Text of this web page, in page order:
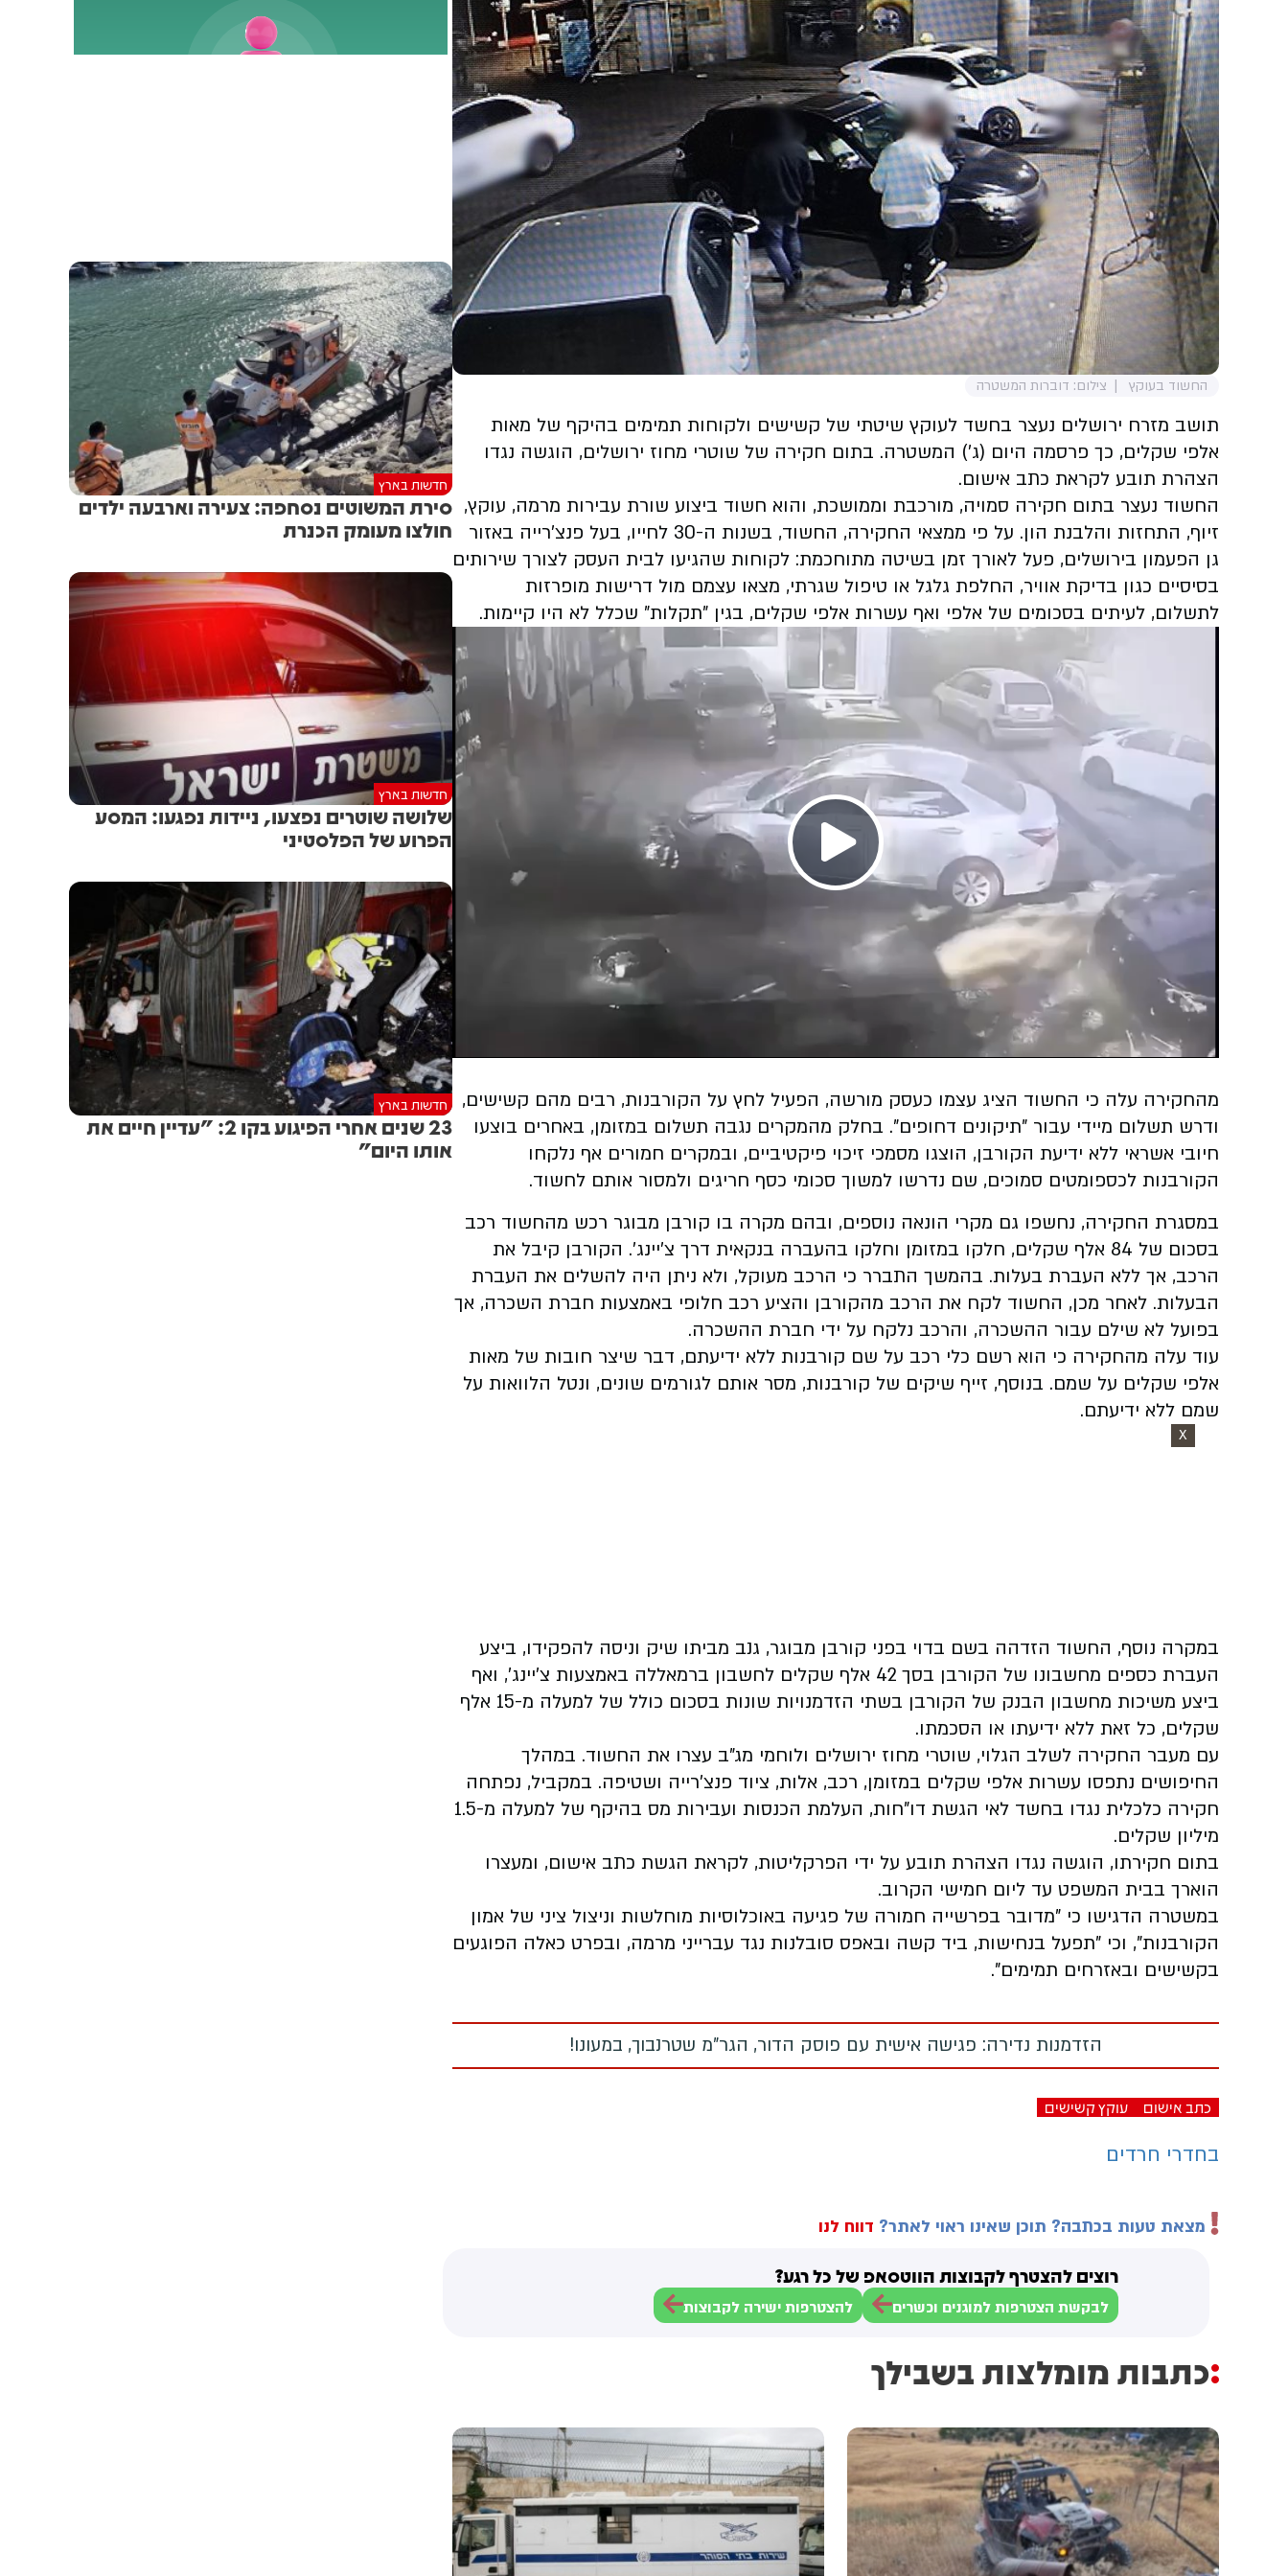
החשוד בעוקץ צילום: דוברות המשטרה
תושב מזרח ירושלים נעצר בחשד לעוקץ שיטתי של קשישים ולקוחות תמימים בהיקף של מאות
אלפי שקלים, כך פרסמה היום (ג׳) המשטרה. בתום חקירה של שוטרי מחוז ירושלים, הוגשה נגדו
הצהרת תובע לקראת כתב אישום.
החשוד נעצר בתום חקירה סמויה, מורכבת וממושכת, והוא חשוד ביצוע שורת עבירות מרמה, עוקץ,
זיוף, התחזות והלבנת הון. על פי ממצאי החקירה, החשוד, בשנות ה-30 לחייו, בעל פנצ'רייה באזור
גן הפעמון בירושלים, פעל לאורך זמן בשיטה מתוחכמת: לקוחות שהגיעו לבית העסק לצורך שירותים
בסיסיים כגון בדיקת אוויר, החלפת גלגל או טיפול שגרתי, מצאו עצמם מול דרישות מופרזות
לתשלום, לעיתים בסכומים של אלפי ואף עשרות אלפי שקלים, בגין "תקלות" שכלל לא היו קיימות.
Play
Video
מהחקירה עלה כי החשוד הציג עצמו כעסק מורשה, הפעיל לחץ על הקורבנות, רבים מהם קשישים,
ודרש תשלום מיידי עבור "תיקונים דחופים". בחלק מהמקרים נגבה תשלום במזומן, באחרים בוצעו
חיובי אשראי ללא ידיעת הקורבן, הוצגו מסמכי זיכוי פיקטיביים, ובמקרים חמורים אף נלקחו
הקורבנות לכספומטים סמוכים, שם נדרשו למשוך סכומי כסף חריגים ולמסור אותם לחשוד.
במסגרת החקירה, נחשפו גם מקרי הונאה נוספים, ובהם מקרה בו קורבן מבוגר רכש מהחשוד רכב
בסכום של 84 אלף שקלים, חלקו במזומן וחלקו בהעברה בנקאית דרך צ'יינג'. הקורבן קיבל את
הרכב, אך ללא העברת בעלות. בהמשך התברר כי הרכב מעוקל, ולא ניתן היה להשלים את העברת
הבעלות. לאחר מכן, החשוד לקח את הרכב מהקורבן והציע רכב חלופי באמצעות חברת השכרה, אך
בפועל לא שילם עבור ההשכרה, והרכב נלקח על ידי חברת ההשכרה.
עוד עלה מהחקירה כי הוא רשם כלי רכב על שם קורבנות ללא ידיעתם, דבר שיצר חובות של מאות
אלפי שקלים על שמם. בנוסף, זייף שיקים של קורבנות, מסר אותם לגורמים שונים, ונטל הלוואות על
שמם ללא ידיעתם.
X
במקרה נוסף, החשוד הזדהה בשם בדוי בפני קורבן מבוגר, גנב מביתו שיק וניסה להפקידו, ביצע
העברת כספים מחשבונו של הקורבן בסך 42 אלף שקלים לחשבון ברמאללה באמצעות צ'יינג', ואף
ביצע משיכות מחשבון הבנק של הקורבן בשתי הזדמנויות שונות בסכום כולל של למעלה מ-15 אלף
שקלים, כל זאת ללא ידיעתו או הסכמתו.
עם מעבר החקירה לשלב הגלוי, שוטרי מחוז ירושלים ולוחמי מג"ב עצרו את החשוד. במהלך
החיפושים נתפסו עשרות אלפי שקלים במזומן, רכב, אלות, ציוד פנצ'רייה ושטיפה. במקביל, נפתחה
חקירה כלכלית נגדו בחשד לאי הגשת דו"חות, העלמת הכנסות ועבירות מס בהיקף של למעלה מ-1.5
מיליון שקלים.
בתום חקירתו, הוגשה נגדו הצהרת תובע על ידי הפרקליטות, לקראת הגשת כתב אישום, ומעצרו
הוארך בבית המשפט עד ליום חמישי הקרוב.
במשטרה הדגישו כי "מדובר בפרשייה חמורה של פגיעה באוכלוסיות מוחלשות וניצול ציני של אמון
הקורבנות", וכי "תפעל בנחישות, ביד קשה ובאפס סובלנות נגד עברייני מרמה, ובפרט כאלה הפוגעים
בקשישים ובאזרחים תמימים".
הזדמנות נדירה: פגישה אישית עם פוסק הדור, הגר"מ שטרנבוך, במעונו!
כתב אישום עוקץ קשישים
בחדרי חרדים
מצאת טעות בכתבה? תוכן שאינו ראוי לאתר? דווח לנו
רוצים להצטרף לקבוצות הווטסאפ של כל רגע?
לבקשת הצטרפות למוגנים וכשרים להצטרפות ישירה לקבוצות
כתבות מומלצות בשבילך
חדשות בארץ
סירת המשוטים נסחפה: צעירה וארבעה ילדים
חולצו מעומק הכנרת
חדשות בארץ
שלושה שוטרים נפצעו, ניידות נפגעו: המסע
הפרוע של הפלסטיני
חדשות בארץ
23 שנים אחרי הפיגוע בקו 2: "עדיין חיים את
אותו היום"